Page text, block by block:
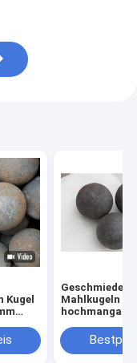
Kugel
Geschmiedete
Mahlkugeln
Erzbergbau